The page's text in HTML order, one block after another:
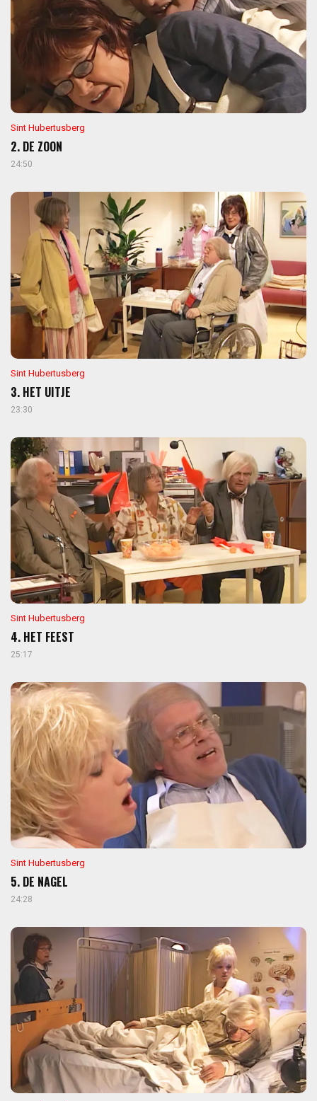
Sint Hubertusberg
2. DE ZOON
24:50
Sint Hubertusberg
3. HET UITJE
23:30
Sint Hubertusberg
4. HET FEEST
25:17
Sint Hubertusberg
5. DE NAGEL
24:28